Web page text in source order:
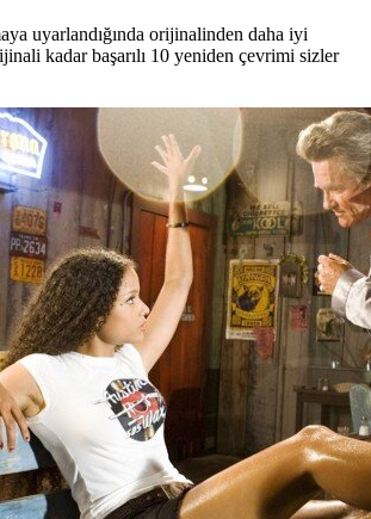
uyarlandığında orijinalinden daha iyi
kadar başarılı 10 yeniden çevrimi sizler